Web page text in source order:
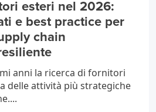
esteri nel 2026:
e best practice per
chain
anni la ricerca di fornitori
delle attività più strategiche